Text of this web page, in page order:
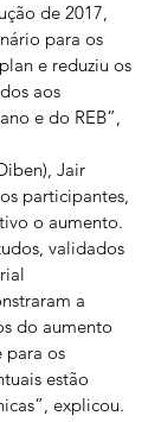
de 2017,
para os
e reduziu os
aos
e do REB”,
Jair
participantes,
o aumento.
validados
a
do aumento
para os
estão
explicou.